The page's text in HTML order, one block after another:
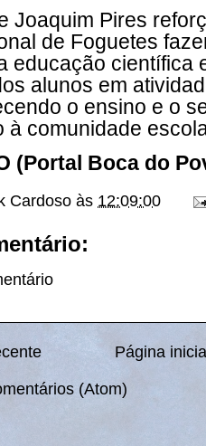
Joaquim Pires
de Foguetes
educação científica
alunos em
o ensino e o
à comunidade
(Portal Boca do
Cardoso às 12:09:00
Página
(Atom)